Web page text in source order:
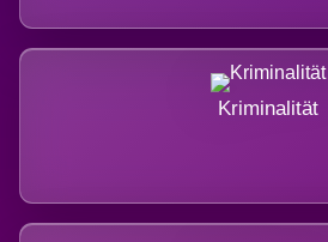
Kriminalität